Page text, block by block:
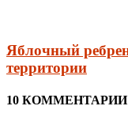
Яблочный
территории
10 КОММЕНТАРИИ